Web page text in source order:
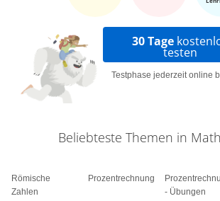
einen TEXT als Grundgesamtheit
Hier können wir das Merkmal
untersuchen, wenn uns interessiert,
Wortarten wie oft in dem Text
Merkmalsträger sind dann die
"Adjektiv", "Artikel" und so weiter.
Merkmalsträger betrachten. Dann ist
30 Tage
testen
Testphase jederzeit online
Beliebteste Themen in
Römische
Zahlen
Prozentrechnung
- Übungen